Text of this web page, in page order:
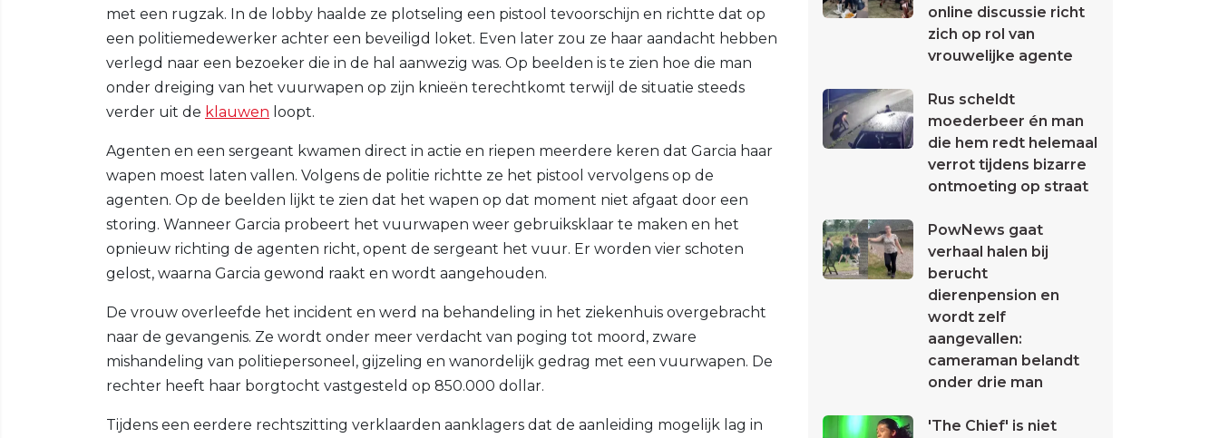
met een rugzak. In de lobby haalde ze plotseling een pistool tevoorschijn en richtte dat op
een politiemedewerker achter een beveiligd loket. Even later zou ze haar aandacht hebben
verlegd naar een bezoeker die in de hal aanwezig was. Op beelden is te zien hoe die man
onder dreiging van het vuurwapen op zijn knieën terechtkomt terwijl de situatie steeds
verder uit de klauwen loopt.
Agenten en een sergeant kwamen direct in actie en riepen meerdere keren dat Garcia haar
wapen moest laten vallen. Volgens de politie richtte ze het pistool vervolgens op de
agenten. Op de beelden lijkt te zien dat het wapen op dat moment niet afgaat door een
storing. Wanneer Garcia probeert het vuurwapen weer gebruiksklaar te maken en het
opnieuw richting de agenten richt, opent de sergeant het vuur. Er worden vier schoten
gelost, waarna Garcia gewond raakt en wordt aangehouden.
De vrouw overleefde het incident en werd na behandeling in het ziekenhuis overgebracht
naar de gevangenis. Ze wordt onder meer verdacht van poging tot moord, zware
mishandeling van politiepersoneel, gijzeling en wanordelijk gedrag met een vuurwapen. De
rechter heeft haar borgtocht vastgesteld op 850.000 dollar.
Tijdens een eerdere rechtszitting verklaarden aanklagers dat de aanleiding mogelijk lag in
online discussie richt
zich op rol van
vrouwelijke agente
Rus scheldt
moederbeer én man
die hem redt helemaal
verrot tijdens bizarre
ontmoeting op straat
PowNews gaat
verhaal halen bij
berucht
dierenpension en
wordt zelf
aangevallen:
cameraman belandt
onder drie man
'The Chief' is niet